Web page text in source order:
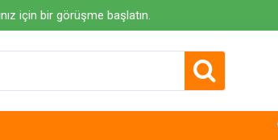
için bir görüşme başlatın.